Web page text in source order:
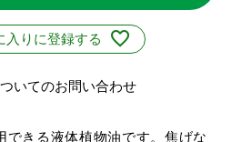
入りに登録する
いてのお問い合わせ
できる液体植物油です。焦げな